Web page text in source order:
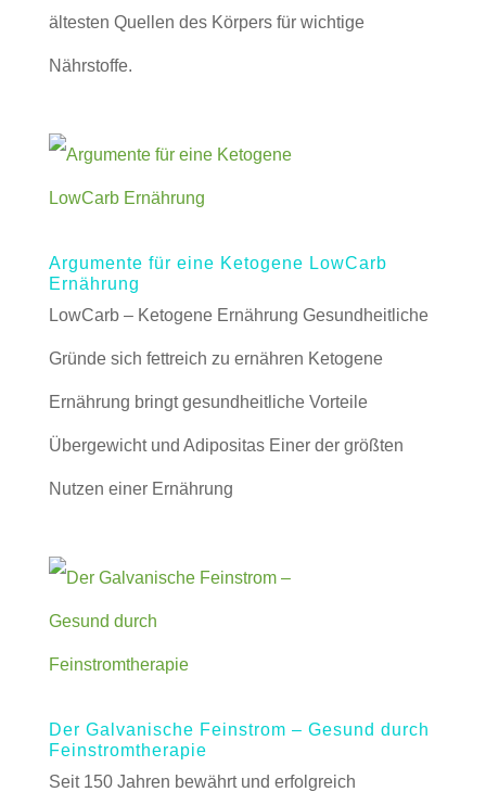
ältesten Quellen des Körpers für wichtige
Nährstoffe.
Argumente für eine Ketogene LowCarb
Ernährung
LowCarb – Ketogene Ernährung Gesundheitliche
Gründe sich fettreich zu ernähren Ketogene
Ernährung bringt gesundheitliche Vorteile
Übergewicht und Adipositas Einer der größten
Nutzen einer Ernährung
Der Galvanische Feinstrom – Gesund durch
Feinstromtherapie
Seit 150 Jahren bewährt und erfolgreich